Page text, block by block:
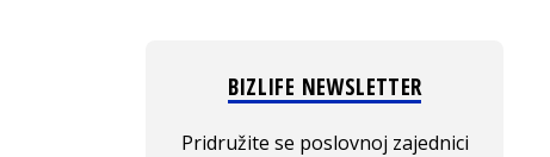
BIZLIFE NEWSLETTER
Pridružite se poslovnoj zajednici